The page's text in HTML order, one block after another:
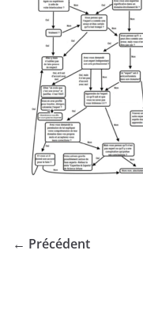
← Précédent